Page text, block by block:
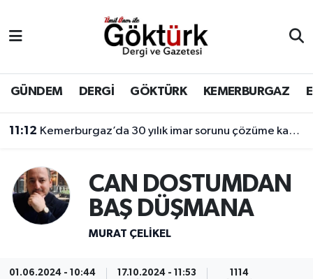
GÜNDEM DERGİ GÖKTÜRK KEMERBURGAZ
11:12 Kemerburgaz’da 30 yılık imar sorunu çözüme kavuşuyor
CAN DOSTUMDAN
BAŞ DÜŞMANA
MURAT ÇELIKEL
01.06.2024 - 10:44 17.10.2024 - 11:53 1114
BİLİM
DERGİ
EĞİTİM
EKONOMİ
GÖKTÜRK
Eyüpsultan Hava Durumu
Eyüpsultan Trafik Yoğunluk Haritası
Süper Lig Puan Durumu ve Fikstür
Son Dakika Haberleri
Haber Arşivi